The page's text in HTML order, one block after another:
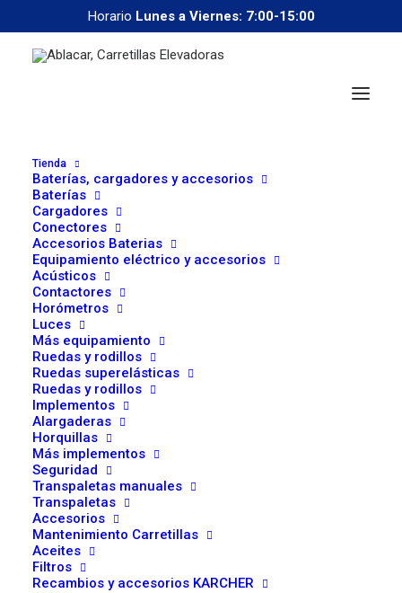
Horario Lunes a Viernes: 7:00-15:00
Tienda
Baterías, cargadores y accesorios
Baterías
Cargadores
Conectores
Accesorios Baterias
Equipamiento eléctrico y accesorios
Acústicos
Contactores
Horómetros
Luces
Más equipamiento
Ruedas y rodillos
Ruedas superelásticas
Ruedas y rodillos
Implementos
Alargaderas
Horquillas
Más implementos
Seguridad
Transpaletas manuales
Transpaletas
Accesorios
Mantenimiento Carretillas
Aceites
Filtros
Recambios y accesorios KARCHER
Tu Aliado en Logística:
Soluciones Ablacar
para Carretillas
Elevadoras en Madrid